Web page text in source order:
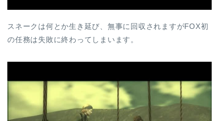
スネークは何とか生き延び、無事に回収されますがFOX初
の任務は失敗に終わってしまいます。